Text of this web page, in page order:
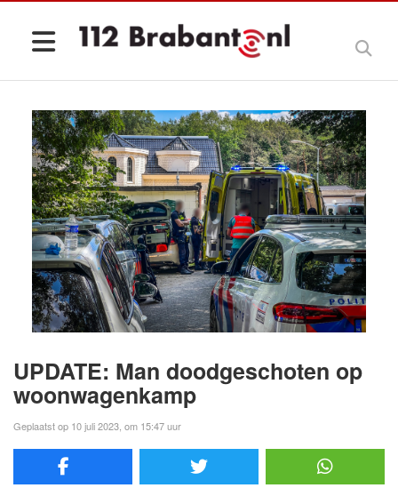
UPDATE: Man doodgeschoten op
woonwagenkamp
Geplaatst op 10 juli 2023, om 15:47 uur